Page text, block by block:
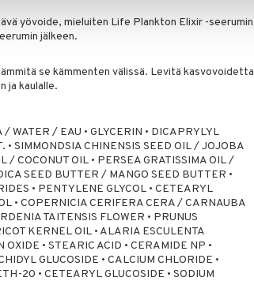
yövoide, mieluiten Life Plankton Elixir -seerumin
jälkeen.
se kämmenten välissä. Levitä kasvovoidetta
ja kaulalle.
WATER / EAU • GLYCERIN • DICAPRYLYL
• SIMMONDSIA CHINENSIS SEED OIL / JOJOBA
/ COCONUT OIL • PERSEA GRATISSIMA OIL /
SEED BUTTER / MANGO SEED BUTTER •
• PENTYLENE GLYCOL • CETEARYL
• COPERNICIA CERIFERA CERA / CARNAUBA
TAITENSIS FLOWER • PRUNUS
KERNEL OIL • ALARIA ESCULENTA
OXIDE • STEARIC ACID • CERAMIDE NP •
GLUCOSIDE • CALCIUM CHLORIDE •
20 • CETEARYL GLUCOSIDE • SODIUM